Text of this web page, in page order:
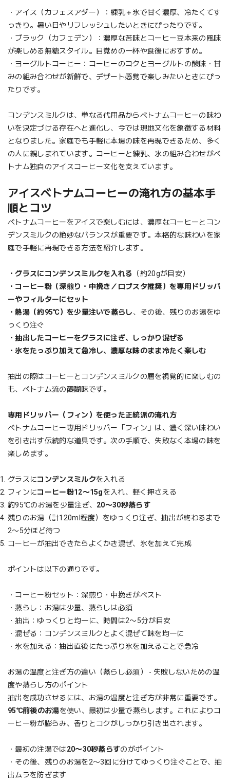
・アイス（カフェスアダー）：練乳＋氷で甘く濃厚、冷たくてす
っきり。暑い日やリフレッシュしたいときにぴったりです。
・ブラック（カフェデン）：濃厚な苦味とコーヒー豆本来の風味
が楽しめる無糖スタイル。目覚めの一杯や食後におすすめ。
・ヨーグルトコーヒー：コーヒーのコクとヨーグルトの酸味・甘
みの組み合わせが新鮮で、デザート感覚で楽しみたいときにぴっ
たりです。
コンデンスミルクは、単なる代用品からベトナムコーヒーの味わ
いを決定づける存在へと進化し、今では現地文化を象徴する材料
となりました。家庭でも手軽に本場の味を再現できるため、多く
の人に親しまれています。コーヒーと練乳、氷の組み合わせがベ
トナム独自のアイスコーヒー文化を支えています。
アイスベトナムコーヒーの淹れ方の基本手
順とコツ
ベトナムコーヒーをアイスで楽しむには、濃厚なコーヒーとコン
デンスミルクの絶妙なバランスが重要です。本格的な味わいを家
庭で手軽に再現できる方法を紹介します。
・グラスにコンデンスミルクを入れる
（約20gが目安）
・コーヒー粉（深煎り・中挽き／ロブスタ推奨）を専用ドリッパ
ーやフィルターにセット
・熱湯（約95℃）を少量注いで蒸らし、その後、残りのお湯をゆ
っくり注ぐ
・抽出したコーヒーをグラスに注ぎ、しっかり混ぜる
・氷をたっぷり加えて急冷し、濃厚な味のまま冷たく楽しむ
抽出の際はコーヒーとコンデンスミルクの層を視覚的に楽しむの
も、ベトナム流の醍醐味です。
専用ドリッパー（フィン）を使った正統派の淹れ方
ベトナムコーヒー専用ドリッパー「フィン」は、濃く深い味わい
を引き出す伝統的な道具です。次の手順で、失敗なく本場の味を
楽しめます。
グラスにコンデンスミルクを入れる
フィンにコーヒー粉12〜15gを入れ、軽く押さえる
約95℃のお湯を少量注ぎ、 20〜30秒蒸らす
残りのお湯（計120ml程度）をゆっくり注ぎ、抽出が終わるまで
2〜5分ほど待つ
コーヒーが抽出できたらよくかき混ぜ、氷を加えて完成
ポイントは以下の通りです。
・コーヒー粉セット：深煎り・中挽きがベスト
・蒸らし：お湯は少量、蒸らしは必須
・抽出：ゆっくりと均一に、時間は2〜5分が目安
・混ぜる：コンデンスミルクとよく混ぜて味を均一に
・氷を加える：抽出直後にたっぷり氷を加えることで急冷
お湯の温度と注ぎ方の違い（蒸らし必須） - 失敗しないための温
度や蒸らし方のポイント
抽出を成功させるには、お湯の温度と注ぎ方が非常に重要です。
95℃前後のお湯を使い、最初は少量で蒸らします。これによりコ
ーヒー粉が膨らみ、香りとコクがしっかり引き出されます。
・最初の注湯では20〜30秒蒸らすのがポイント
・その後、残りのお湯を2〜3回に分けてゆっくり注ぐことで、抽
出ムラを防ぎます